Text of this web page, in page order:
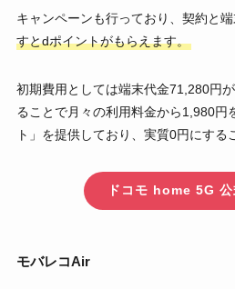
キャンペーンも行っており、契約と
すとdポイントがもらえます。
初期費用としては端末代金71,280円
ることで月々の利用料金から1,980円
ト」を提供しており、実質0円にする
ドコモ home 5G 公
モバレコAir